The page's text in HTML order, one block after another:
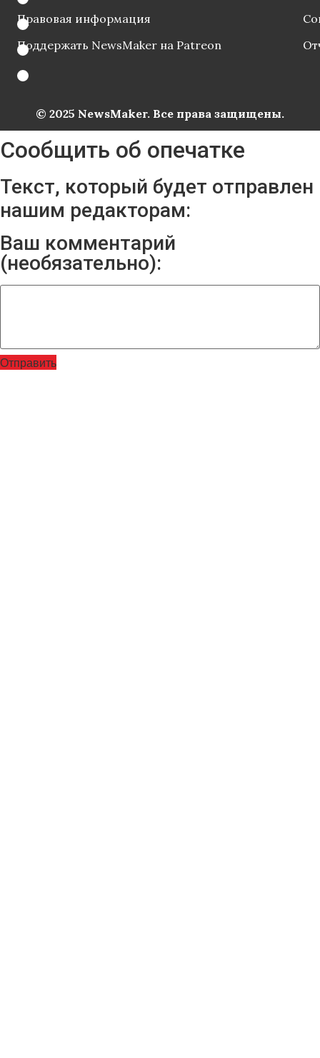
Правовая информация
Поддержать NewsMaker на Patreon
© 2025 NewsMaker. Все права защищены.
Сообщить об опечатке
Текст, который будет отправлен
нашим редакторам:
Ваш комментарий
(необязательно):
Отправить